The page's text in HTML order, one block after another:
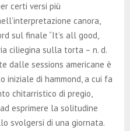
certi versi più
canora,
sul finale “It’s all good,
ciliegina sulla torta – n. d.
dalle sessions americane è
iniziale di hammond, a cui fa
chitarristico di pregio,
esprimere la solitudine
svolgersi di una giornata.